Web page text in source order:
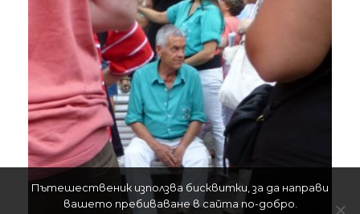
Пътешественик използва бисквитки, за да направи
вашето пребиваване в сайта по-добро.